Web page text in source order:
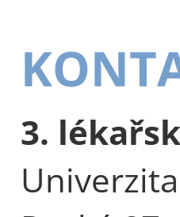
3.